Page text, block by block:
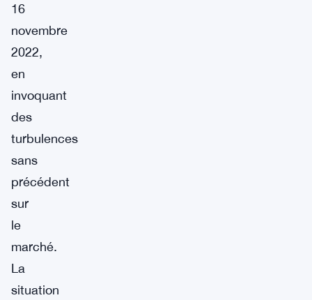
16
novembre
2022,
en
invoquant
des
turbulences
sans
précédent
sur
le
marché.
La
situation